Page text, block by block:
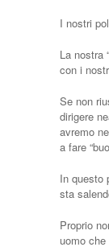
I nostri
La nostra
con i
Se non
dirigere
avremo
a fare
In questo
sta
Proprio
uomo